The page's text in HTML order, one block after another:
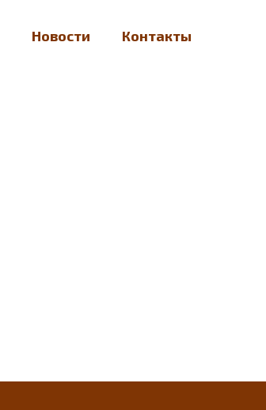
Новости Контакты